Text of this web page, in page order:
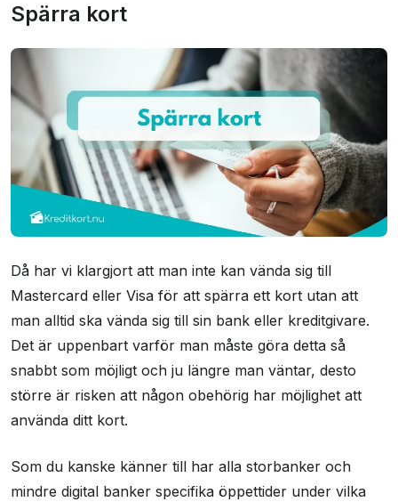
Spärra kort
Då har vi klargjort att man inte kan vända sig till
Mastercard eller Visa för att spärra ett kort utan att
man alltid ska vända sig till sin bank eller kreditgivare.
Det är uppenbart varför man måste göra detta så
snabbt som möjligt och ju längre man väntar, desto
större är risken att någon obehörig har möjlighet att
använda ditt kort.
Som du kanske känner till har alla storbanker och
mindre digital banker specifika öppettider under vilka